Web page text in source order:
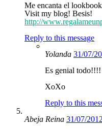
Me encanta el
Visit my blog! Besis!
http://
Reply to this message
Yolanda 31/07/
Es genial
XoXo
Reply to this
Abeja Reina 31/07/2012